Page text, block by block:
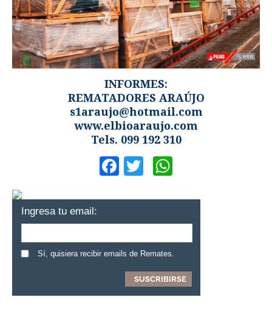
INFORMES:
REMATADORES ARAÚJO
s1araujo@hotmail.com
www.elbioaraujo.com
Tels. 099 192 310
Facebook
Twitter
Ingresa tu email:
Sí, quisiera recibir emails de Remates.